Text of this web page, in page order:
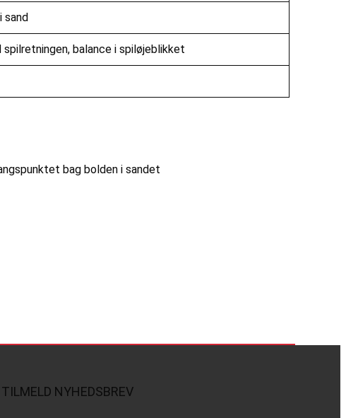
sand
balance i spiløjeblikket
bag bolden i sandet
TILMELD NYHEDSBREV